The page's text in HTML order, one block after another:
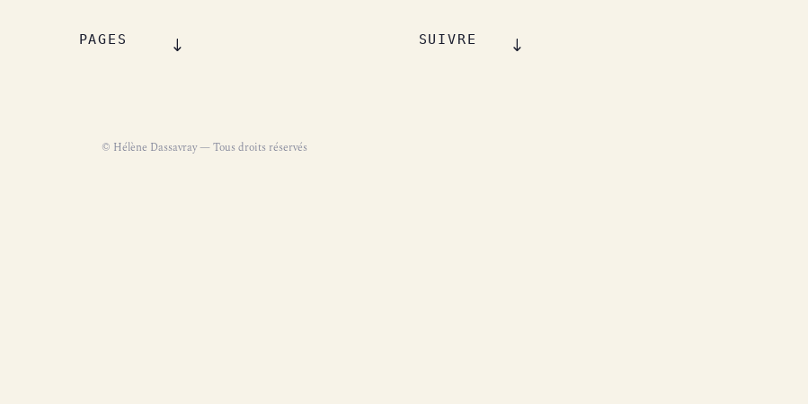
PAGES SUIVRE
© Hélène Dassavray — Tous droits réservés